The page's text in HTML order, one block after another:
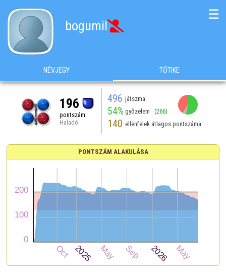
bogumil
☰
NÉVJEGY TŐTIKE
196
pontszám
Haladó
496 játszma
54% győzelem (266)
140 ellenfelek átlagos pontszáma
PONTSZÁM ALAKULÁSA